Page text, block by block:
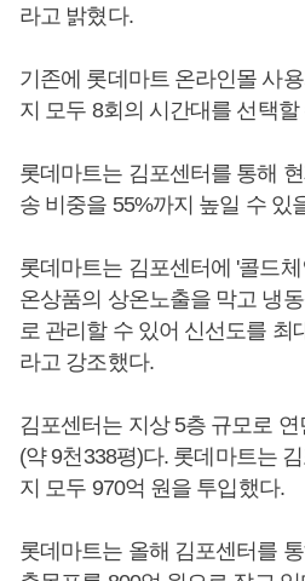
라고 밝혔다.
기존에 롯데마트 온라인몰 사
지 모두 8회의 시간대를 선택할
롯데마트는 김포센터를 통해
송 비중을 55%까지 높일 수 있
롯데마트는 김포센터에 '콜드
온상품의 상온노출을 막고 냉
로 관리할 수 있어 신선도를 최
라고 강조했다.
김포센터는 지상 5층 규모로
(약 9천338평)다. 롯데마트는
지 모두 970억 원을 투입했다.
롯데마트는 올해 김포센터를